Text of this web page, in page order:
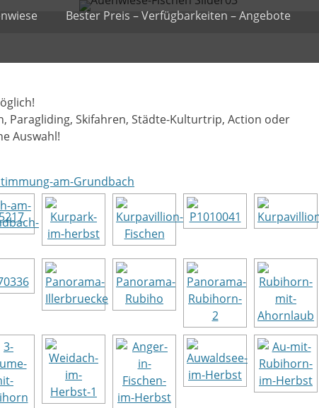
Bester Preis – Verfügbarkeiten – Angebote
Paragliding, Skifahren, Städte-Kulturtrip, Action oder
Auswahl!